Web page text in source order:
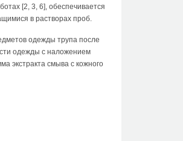
[2, 3, 6], обеспечивается
в растворах проб.
одежды трупа после
одежды с наложением
экстракта смыва с кожного